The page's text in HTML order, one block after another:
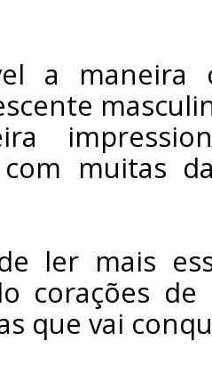
a maneira
muitas
ler mais
corações
que vai